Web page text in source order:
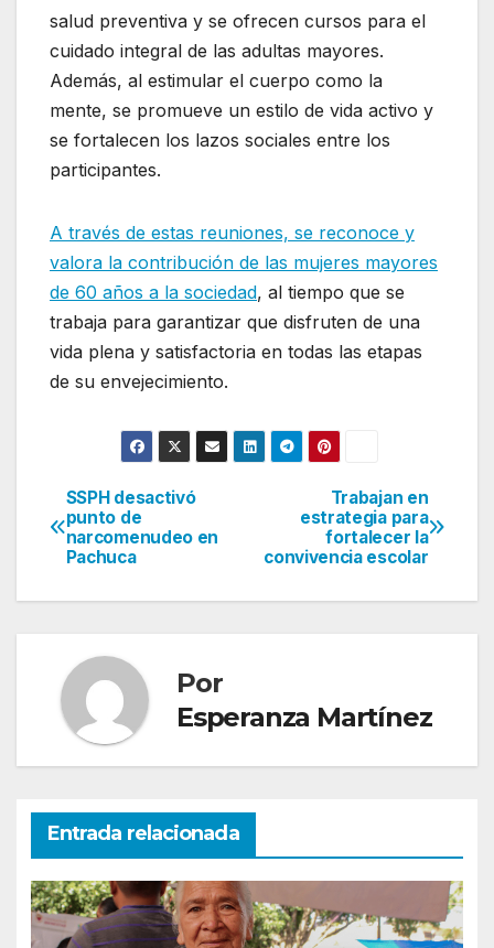
salud preventiva y se ofrecen cursos para el
cuidado integral de las adultas mayores.
Además, al estimular el cuerpo como la
mente, se promueve un estilo de vida activo y
se fortalecen los lazos sociales entre los
participantes.
A través de estas reuniones, se reconoce y
valora la contribución de las mujeres mayores
de 60 años a la sociedad, al tiempo que se
trabaja para garantizar que disfruten de una
vida plena y satisfactoria en todas las etapas
de su envejecimiento.
Navegación
de
entradas
Trabajan en
estrategia para
fortalecer la
convivencia escolar
SSPH desactivó
punto de
narcomenudeo en
Pachuca
Por
Esperanza Martínez
Entrada relacionada